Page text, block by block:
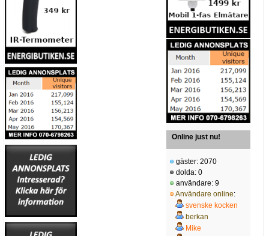
Online just nu!
gäster: 2070
dolda: 0
användare: 9
Användare online:
svenske kocken
berkan
Mike